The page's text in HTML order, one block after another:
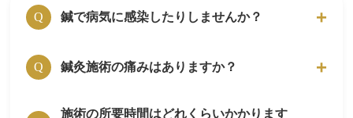
Q 鍼で病気に感染したりしませんか？
A
はりきゅうルーム岳 代々木上院の鍼は、全て
Q 鍼灸施術の痛みはありますか？
痛みの程度は、個人差がありますが、どのくら
施術の所要時間はどれくらいかかります